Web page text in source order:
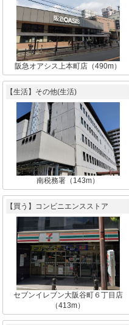
阪急オアシス上本町店（490m）
【生活】その他(生活)
南税務署（143m）
【買う】コンビニエンスストア
セブンイレブン大阪谷町６丁目店
（413m）